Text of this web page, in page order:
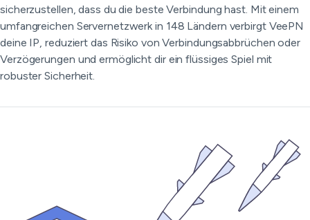
sicherzustellen, dass du die beste Verbindung hast. Mit einem
umfangreichen Servernetzwerk in 148 Ländern verbirgt VeePN
deine IP, reduziert das Risiko von Verbindungsabbrüchen oder
Verzögerungen und ermöglicht dir ein flüssiges Spiel mit
robuster Sicherheit.